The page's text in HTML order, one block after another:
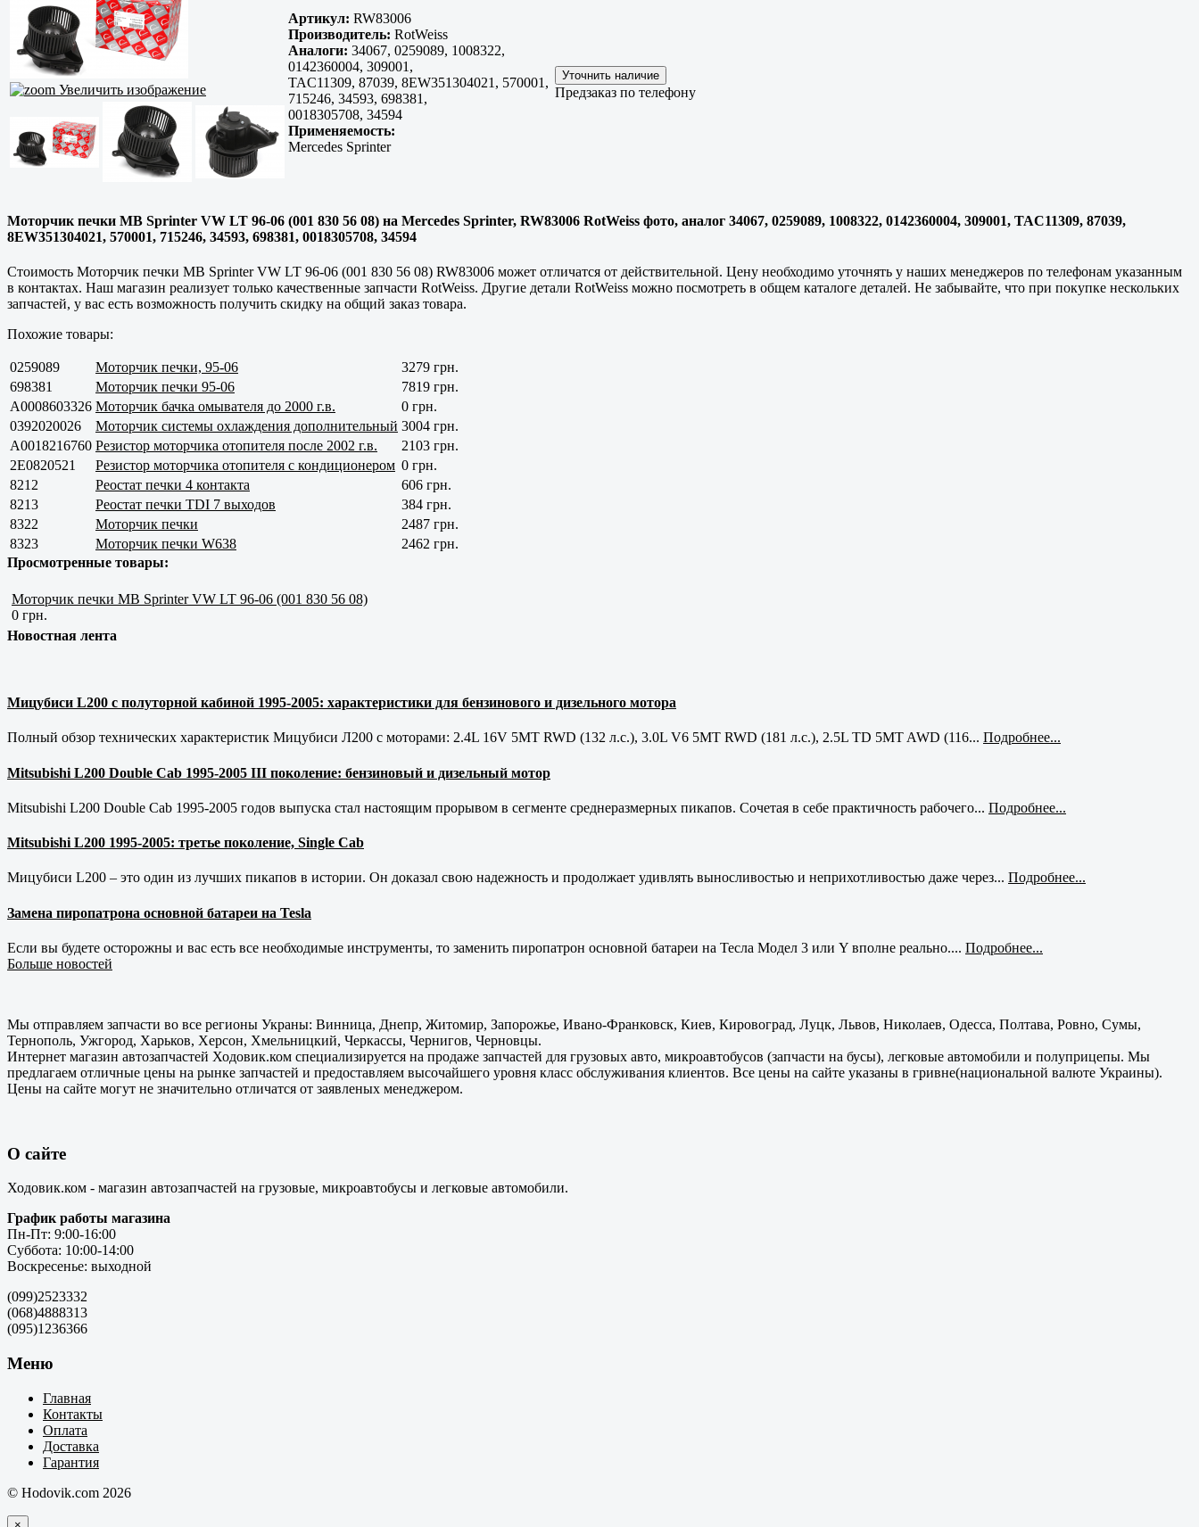
Увеличить изображение
Артикул: RW83006
Производитель: RotWeiss
Аналоги: 34067, 0259089, 1008322,
0142360004, 309001,
TAC11309, 87039, 8EW351304021, 570001,
715246, 34593, 698381,
0018305708, 34594
Применяемость:
Mercedes Sprinter
Предзаказ по телефону
Моторчик печки MB Sprinter VW LT 96-06 (001 830 56 08) на Mercedes Sprinter, RW83006 RotWeiss фото, аналог 34067, 0259089, 1008322, 0142360004, 309001, TAC11309, 87039,
8EW351304021, 570001, 715246, 34593, 698381, 0018305708, 34594
Стоимость Моторчик печки MB Sprinter VW LT 96-06 (001 830 56 08) RW83006 может отличатся от действительной. Цену необходимо уточнять у наших менеджеров по телефонам указанным
в контактах. Наш магазин реализует только качественные запчасти RotWeiss. Другие детали RotWeiss можно посмотреть в общем каталоге деталей. Не забывайте, что при покупке нескольких
запчастей, у вас есть возможность получить скидку на общий заказ товара.
Похожие товары:
0259089 Моторчик печки, 95-06
3279 грн.
698381
Моторчик печки 95-06
7819 грн.
A0008603326 Моторчик бачка омывателя до 2000 г.в.
0 грн.
0392020026
Моторчик системы охлаждения дополнительный 3004 грн.
A0018216760 Резистор моторчика отопителя после 2002 г.в.
2103 грн.
2E0820521
Резистор моторчика отопителя с кондиционером 0 грн.
8212
Реостат печки 4 контакта
606 грн.
8213
Реостат печки TDI 7 выходов
384 грн.
8322
Моторчик печки
2487 грн.
8323
Моторчик печки W638
2462 грн.
Просмотренные товары:
Моторчик печки MB Sprinter VW LT 96-06 (001 830 56 08)
0 грн.
Новостная лента
Мицубиси L200 с полуторной кабиной 1995-2005: характеристики для бензинового и дизельного мотора
Полный обзор технических характеристик Мицубиси Л200 с моторами: 2.4L 16V 5MT RWD (132 л.с.), 3.0L V6 5MT RWD (181 л.с.), 2.5L TD 5MT AWD (116... Подробнее...
Mitsubishi L200 Double Cab 1995-2005 III поколение: бензиновый и дизельный мотор
Mitsubishi L200 Double Cab 1995-2005 годов выпуска стал настоящим прорывом в сегменте среднеразмерных пикапов. Сочетая в себе практичность рабочего... Подробнее...
Mitsubishi L200 1995-2005: третье поколение, Single Cab
Мицубиси L200 – это один из лучших пикапов в истории. Он доказал свою надежность и продолжает удивлять выносливостью и неприхотливостью даже через... Подробнее...
Замена пиропатрона основной батареи на Tesla
Если вы будете осторожны и вас есть все необходимые инструменты, то заменить пиропатрон основной батареи на Тесла Модел 3 или Y вполне реально.... Подробнее...
Больше новостей
Мы отправляем запчасти во все регионы Украны: Винница, Днепр, Житомир, Запорожье, Ивано-Франковск, Киев, Кировоград, Луцк, Львов, Николаев, Одесса, Полтава, Ровно, Сумы,
Тернополь, Ужгород, Харьков, Херсон, Хмельницкий, Черкассы, Чернигов, Черновцы.
Интернет магазин автозапчастей Ходовик.ком специализируется на продаже запчастей для грузовых авто, микроавтобусов (запчасти на бусы), легковые автомобили и полуприцепы. Мы
предлагаем отличные цены на рынке запчастей и предоставляем высочайшего уровня класс обслуживания клиентов. Все цены на сайте указаны в гривне(национальной валюте Украины).
Цены на сайте могут не значительно отличатся от заявленых менеджером.
О сайте
Ходовик.ком - магазин автозапчастей на грузовые, микроавтобусы и легковые автомобили.
График работы магазина
Пн-Пт: 9:00-16:00
Суббота: 10:00-14:00
Воскресенье: выходной
(099)2523332
(068)4888313
(095)1236366
Меню
Главная
Контакты
Оплата
Доставка
Гарантия
© Hodovik.com 2026